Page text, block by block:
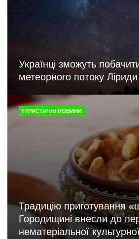
Українці зможуть
метеорного потоку Ліриди
ТУРИСТИЧНІ НОВИНИ
Традицію приготування
Городищині внесли до
нематеріальної